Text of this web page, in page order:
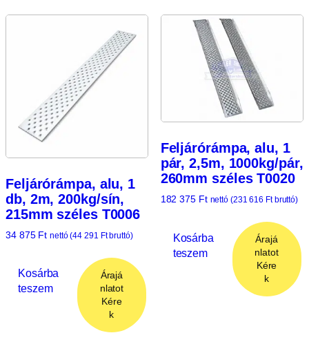
Feljárórámpa, alu, 1
db, 2m, 200kg/sín,
215mm széles T0006
34 875 Ft nettó (44 291 Ftbruttó)
Kosárba
teszem
Árajá
nlatot
Kére
k
Feljárórámpa, alu, 1
pár, 2,5m, 1000kg/pár,
260mm széles T0020
182 375 Ft nettó (231 616 Ftbruttó)
Kosárba
teszem
Árajá
nlatot
Kére
k